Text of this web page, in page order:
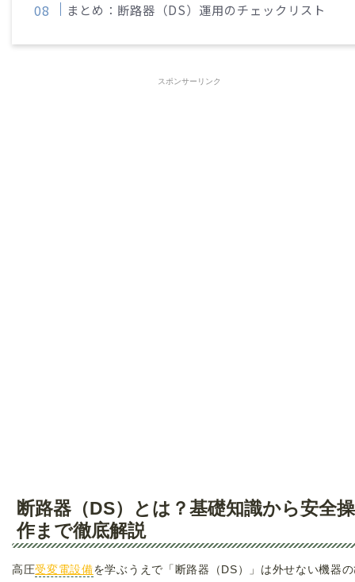
まとめ：断路器（DS）運用のチェックリスト
スポンサーリンク
断路器（DS）とは？基礎知識から安全操
作まで徹底解説
高圧受変電設備を学ぶうえで「断路器（DS）」は外せない機器